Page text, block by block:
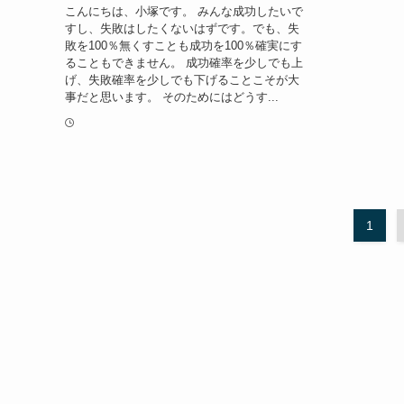
こんにちは、小塚です。 みんな成功したいで
すし、失敗はしたくないはずです。でも、失
敗を100％無くすことも成功を100％確実にす
ることもできません。 成功確率を少しでも上
げ、失敗確率を少しでも下げることこそが大
事だと思います。 そのためにはどうす...
1